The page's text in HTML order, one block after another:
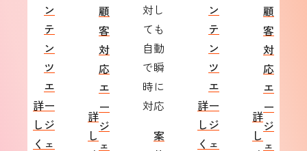
詳
し
く
ン
テ
ン
ツ
エ
ー
ジ
ェ
詳
し
顧
客
対
応
エ
ー
ジ
ェ
対し
ても
自動
で瞬
時に
対応
案
詳
し
く
ン
テ
ン
ツ
エ
ー
ジ
ェ
詳
し
顧
客
対
応
エ
ー
ジ
ェ